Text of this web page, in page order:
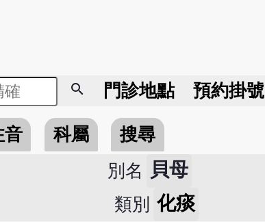
search 門診地點 預約掛號
音 科屬 搜尋
別名 貝母
類別 化痰